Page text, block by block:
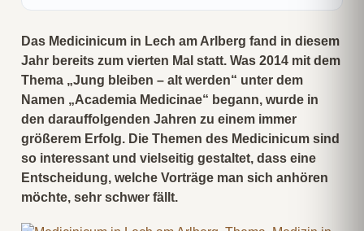
Das Medicinicum in Lech am Arlberg fand in diesem
Jahr bereits zum vierten Mal statt. Was 2014 mit dem
Thema „Jung bleiben – alt werden“ unter dem
Namen „Academia Medicinae“ begann, wurde in
den darauffolgenden Jahren zu einem immer
größerem Erfolg. Die Themen des Medicinicum sind
so interessant und vielseitig gestaltet, dass eine
Entscheidung, welche Vorträge man sich anhören
möchte, sehr schwer fällt.